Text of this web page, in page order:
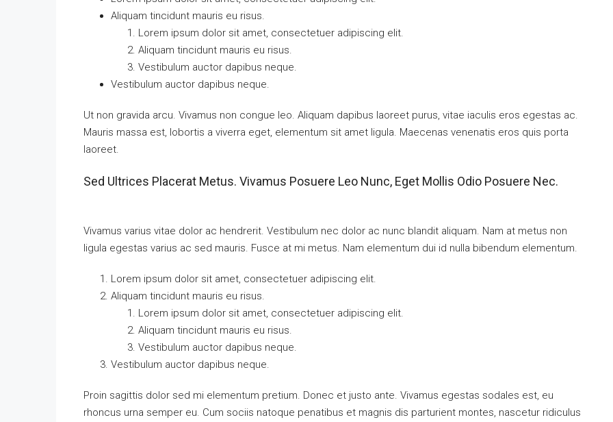
Aliquam tincidunt mauris eu risus.
Lorem ipsum dolor sit amet, consectetuer adipiscing elit.
Aliquam tincidunt mauris eu risus.
Vestibulum auctor dapibus neque.
Vestibulum auctor dapibus neque.
Ut non gravida arcu. Vivamus non congue leo. Aliquam dapibus laoreet purus, vitae iaculis eros egestas ac.
Mauris massa est, lobortis a viverra eget, elementum sit amet ligula. Maecenas venenatis eros quis porta
laoreet.
Sed Ultrices Placerat Metus. Vivamus Posuere Leo Nunc, Eget Mollis Odio Posuere Nec.
Vivamus varius vitae dolor ac hendrerit. Vestibulum nec dolor ac nunc blandit aliquam. Nam at metus non
ligula egestas varius ac sed mauris. Fusce at mi metus. Nam elementum dui id nulla bibendum elementum.
Lorem ipsum dolor sit amet, consectetuer adipiscing elit.
Aliquam tincidunt mauris eu risus.
Lorem ipsum dolor sit amet, consectetuer adipiscing elit.
Aliquam tincidunt mauris eu risus.
Vestibulum auctor dapibus neque.
Vestibulum auctor dapibus neque.
Proin sagittis dolor sed mi elementum pretium. Donec et justo ante. Vivamus egestas sodales est, eu
rhoncus urna semper eu. Cum sociis natoque penatibus et magnis dis parturient montes, nascetur ridiculus